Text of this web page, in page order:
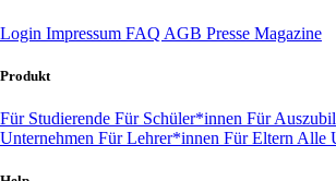
Login Impressum FAQ AGB Presse Magazine
Produkt
Für Studierende Für Schüler*innen Für
Unternehmen Für Lehrer*innen Für Eltern Alle